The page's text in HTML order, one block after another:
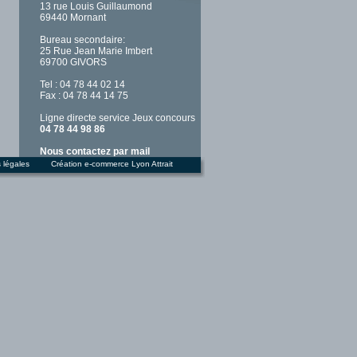
13 rue Louis Guillaumond
69440 Mornant
Bureau secondaire:
25 Rue Jean Marie Imbert
69700 GIVORS
Tel : 04 78 44 02 14
Fax : 04 78 44 14 75
Ligne directe service Jeux concours
04 78 44 98 86
Nous contactez par mail
Création e-commerce Lyon Attrait
légales